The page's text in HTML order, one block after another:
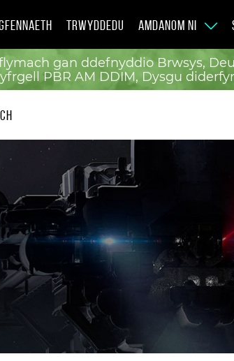
TRWYDDEDU AMDANOM NI
gan ddefnyddio Brwsys,
PBR AM DDIM, Dysgu